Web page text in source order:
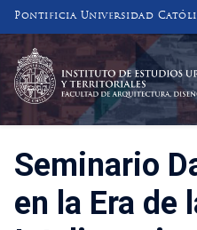
Pontificia Universidad
INSTITUTO DE
Y TERRITORIALES
FACULTAD DE
Seminario
en la Era de